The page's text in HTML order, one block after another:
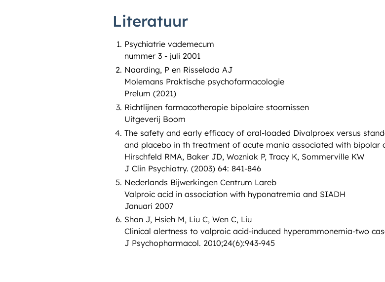
Literatuur
Psychiatrie vademecum
nummer 3 - juli 2001
Naarding, P en Risselada AJ
Molemans Praktische psychofarmacologie
Prelum (2021)
Richtlijnen farmacotherapie bipolaire stoornissen
Uitgeverij Boom
The safety and early efficacy of oral-loaded Divalproex versus
and placebo in th treatment of acute mania associated with bipolar
Hirschfeld RMA, Baker JD, Wozniak P, Tracy K, Sommerville KW
J Clin Psychiatry. (2003) 64: 841-846
Nederlands Bijwerkingen Centrum Lareb
Valproic acid in association with hyponatremia and SIADH
Januari 2007
Shan J, Hsieh M, Liu C, Wen C, Liu
Clinical alertness to valproic acid-induced hyperammonemia-two
J Psychopharmacol. 2010;24(6):943-945